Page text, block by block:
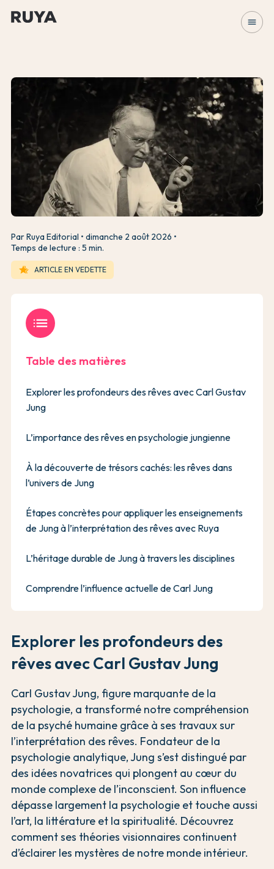
menu
Par Ruya Editorial
dimanche 2 août 2026
Temps de lecture : 5 min.
hotel_class ARTICLE EN VEDETTE
Explorer les profondeurs des
rêves avec Carl Gustav Jung
Carl Gustav Jung, figure marquante de la
psychologie, a transformé notre compréhension
de la psyché humaine grâce à ses travaux sur
l’interprétation des rêves. Fondateur de la
psychologie analytique, Jung s’est distingué par
des idées novatrices qui plongent au cœur du
monde complexe de l’inconscient. Son influence
dépasse largement la psychologie et touche aussi
l’art, la littérature et la spiritualité. Découvrez
comment ses théories visionnaires continuent
d’éclairer les mystères de notre monde intérieur.
list
Table des matières
Explorer les profondeurs des rêves avec Carl Gustav
Jung
L’importance des rêves en psychologie jungienne
À la découverte de trésors cachés: les rêves dans
l’univers de Jung
Étapes concrètes pour appliquer les enseignements
de Jung à l’interprétation des rêves avec Ruya
L’héritage durable de Jung à travers les disciplines
Comprendre l’influence actuelle de Carl Jung